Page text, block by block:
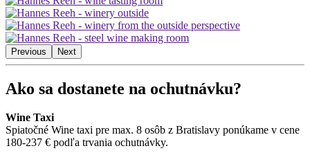
Previous Next
Ako sa dostanete na ochutnávku?
Wine Taxi
Spiatočné Wine taxi pre max. 8 osôb z Bratislavy ponúkame v cene
180-237 € podľa trvania ochutnávky.